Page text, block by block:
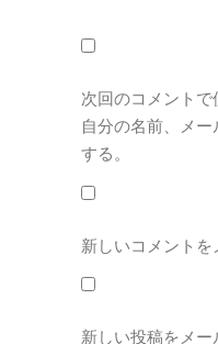
次回のコメント
自分の名前、メ
する。
新しいコメントを
新しい投稿をメー